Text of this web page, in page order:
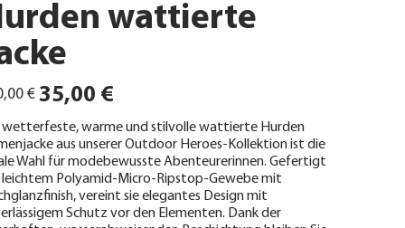
wattierte
€ Angebotspreis
35,00 €
wetterfeste, warme und stilvolle wattierte Hurden
aus unserer Outdoor Heroes-Kollektion ist die
Wahl für modebewusste Abenteurerinnen. Gefertigt
leichtem Polyamid-Micro-Ripstop-Gewebe mit
vereint sie elegantes Design mit
Schutz vor den Elementen. Dank der